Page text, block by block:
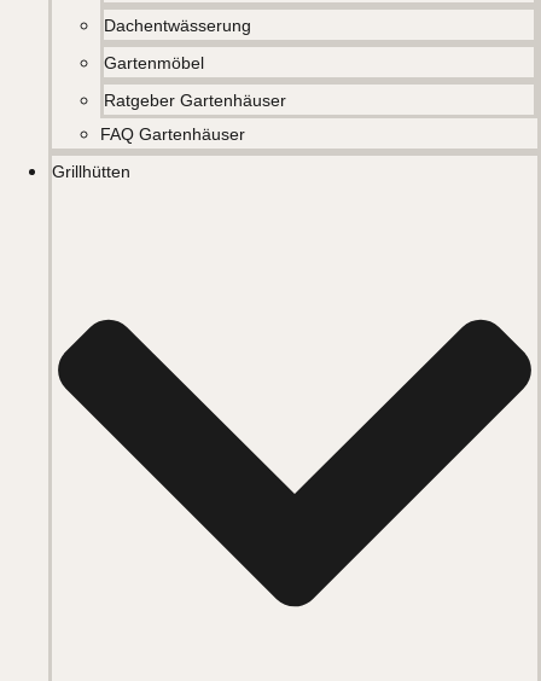
Dachentwässerung
Gartenmöbel
Ratgeber Gartenhäuser
FAQ Gartenhäuser
Grillhütten